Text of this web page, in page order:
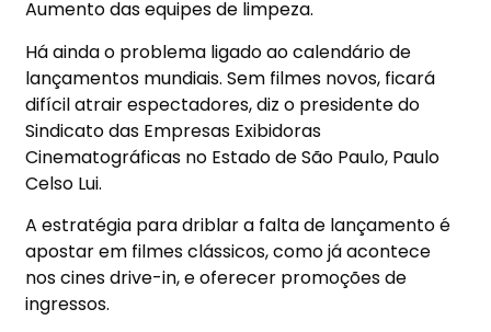
Aumento das equipes de limpeza.
Há ainda o problema ligado ao calendário de
lançamentos mundiais. Sem filmes novos, ficará
difícil atrair espectadores, diz o presidente do
Sindicato das Empresas Exibidoras
Cinematográficas no Estado de São Paulo, Paulo
Celso Lui.
A estratégia para driblar a falta de lançamento é
apostar em filmes clássicos, como já acontece
nos cines drive-in, e oferecer promoções de
ingressos.